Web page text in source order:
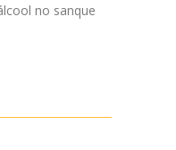
no sanque